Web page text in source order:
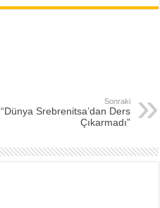
Sonraki
“Dünya Srebrenitsa’dan Ders
Çıkarmadı”